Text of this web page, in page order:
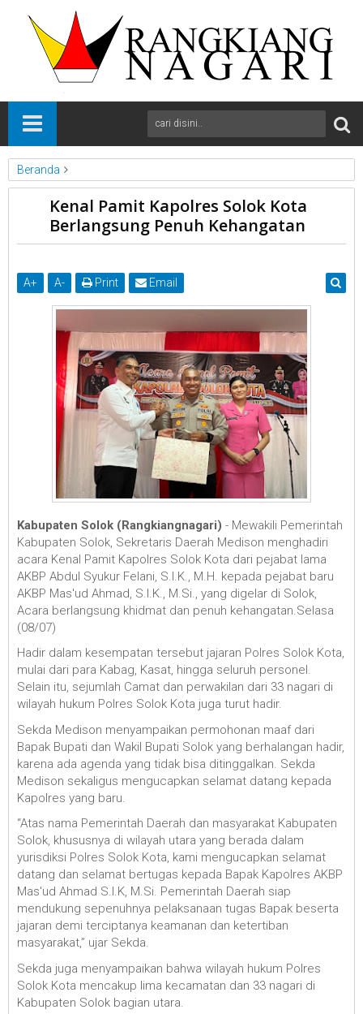
Beranda
kab Solok
News
Sumbar
Kenal Pamit Kapolres Solok Kota Berlangsung Penuh
Kehangatan
Kenal Pamit Kapolres Solok Kota
Berlangsung Penuh Kehangatan
A+ A- Print Email
Kabupaten Solok (Rangkiangnagari) - Mewakili Pemerintah
Kabupaten Solok, Sekretaris Daerah Medison menghadiri
acara Kenal Pamit Kapolres Solok Kota dari pejabat lama
AKBP Abdul Syukur Felani, S.I.K., M.H. kepada pejabat baru
AKBP Mas'ud Ahmad, S.I.K., M.Si., yang digelar di Solok,
Acara berlangsung khidmat dan penuh kehangatan.Selasa
(08/07)
Hadir dalam kesempatan tersebut jajaran Polres Solok Kota,
mulai dari para Kabag, Kasat, hingga seluruh personel.
Selain itu, sejumlah Camat dan perwakilan dari 33 nagari di
wilayah hukum Polres Solok Kota juga turut hadir.
Sekda Medison menyampaikan permohonan maaf dari
Bapak Bupati dan Wakil Bupati Solok yang berhalangan hadir,
karena ada agenda yang tidak bisa ditinggalkan. Sekda
Medison sekaligus mengucapkan selamat datang kepada
Kapolres yang baru.
“Atas nama Pemerintah Daerah dan masyarakat Kabupaten
Solok, khususnya di wilayah utara yang berada dalam
yurisdiksi Polres Solok Kota, kami mengucapkan selamat
datang dan selamat bertugas kepada Bapak Kapolres AKBP
Mas'ud Ahmad S.I.K, M.Si. Pemerintah Daerah siap
mendukung sepenuhnya pelaksanaan tugas Bapak beserta
jajaran demi terciptanya keamanan dan ketertiban
masyarakat,” ujar Sekda.
Sekda juga menyampaikan bahwa wilayah hukum Polres
Solok Kota mencakup lima kecamatan dan 33 nagari di
Kabupaten Solok bagian utara.